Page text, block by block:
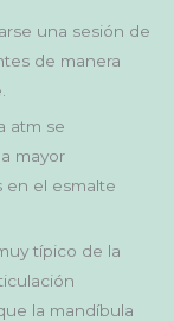
una sesión de
de manera
atm se
mayor
en el esmalte
típico de la
la mandíbula